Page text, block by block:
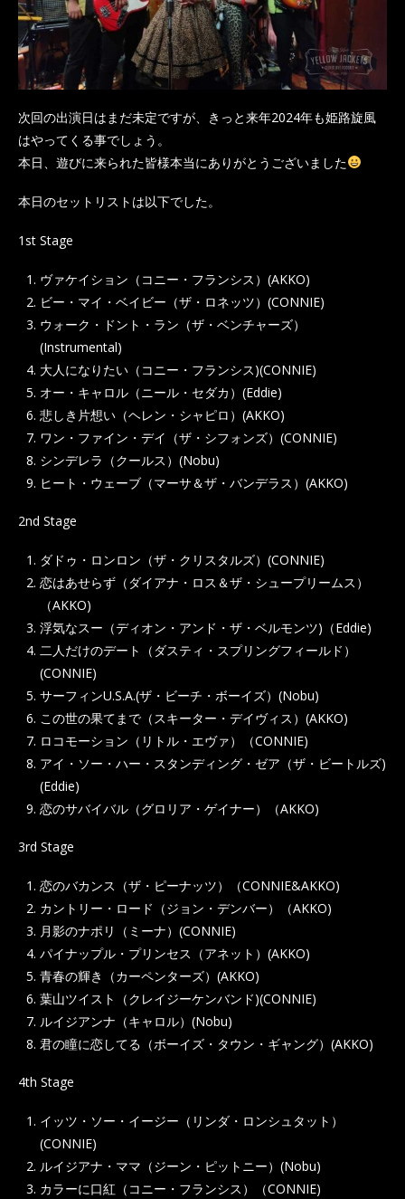
次回の出演日はまだ未定ですが、きっと来年2024年も姫路旋風
はやってくる事でしょう。
本日、遊びに来られた皆様本当にありがとうございました
本日のセットリストは以下でした。
1st Stage
ヴァケイション（コニー・フランシス）(AKKO)
ビー・マイ・ベイビー（ザ・ロネッツ）(CONNIE)
ウォーク・ドント・ラン（ザ・ベンチャーズ）
(Instrumental)
大人になりたい（コニー・フランシス)(CONNIE)
オー・キャロル（ニール・セダカ）(Eddie)
悲しき片想い（ヘレン・シャピロ）(AKKO)
ワン・ファイン・デイ（ザ・シフォンズ）(CONNIE)
シンデレラ（クールス）(Nobu)
ヒート・ウェーブ（マーサ＆ザ・バンデラス）(AKKO)
2nd Stage
ダドゥ・ロンロン（ザ・クリスタルズ）(CONNIE)
恋はあせらず（ダイアナ・ロス＆ザ・シュープリームス）
（AKKO)
浮気なスー（ディオン・アンド・ザ・ベルモンツ)（Eddie)
二人だけのデート（ダスティ・スプリングフィールド）
(CONNIE)
サーフィンU.S.A.(ザ・ビーチ・ボーイズ）(Nobu)
この世の果てまで（スキーター・デイヴィス）(AKKO)
ロコモーション（リトル・エヴァ）（CONNIE)
アイ・ソー・ハー・スタンディング・ゼア（ザ・ビートルズ)
(Eddie)
恋のサバイバル（グロリア・ゲイナー）（AKKO)
3rd Stage
恋のバカンス（ザ・ピーナッツ）（CONNIE&AKKO)
カントリー・ロード（ジョン・デンバー）（AKKO)
月影のナポリ（ミーナ）(CONNIE)
パイナップル・プリンセス（アネット）(AKKO)
青春の輝き（カーペンターズ）(AKKO)
葉山ツイスト（クレイジーケンバンド)(CONNIE)
ルイジアンナ（キャロル）(Nobu)
君の瞳に恋してる（ボーイズ・タウン・ギャング）(AKKO)
4th Stage
イッツ・ソー・イージー（リンダ・ロンシュタット）
(CONNIE)
ルイジアナ・ママ（ジーン・ピットニー）(Nobu)
カラーに口紅（コニー・フランシス）（CONNIE)